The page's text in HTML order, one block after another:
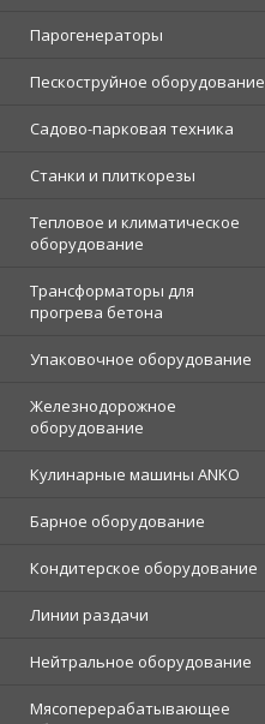
Парогенераторы
Пескоструйное оборудование
Садово-парковая техника
Станки и плиткорезы
Тепловое и климатическое
оборудование
Трансформаторы для
прогрева бетона
Упаковочное оборудование
Железнодорожное
оборудование
Кулинарные машины ANKO
Барное оборудование
Кондитерское оборудование
Линии раздачи
Нейтральное оборудование
Мясоперерабатывающее